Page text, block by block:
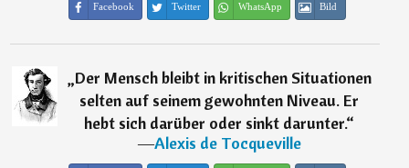
Facebook Twitter WhatsApp Bild
„Der Mensch bleibt in kritischen Situationen
selten auf seinem gewohnten Niveau. Er
hebt sich darüber oder sinkt darunter.“
―Alexis de Tocqueville